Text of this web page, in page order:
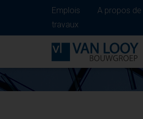
Emplois A propos
travaux